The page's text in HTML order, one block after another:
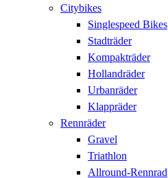
Citybikes
Singlespeed Bikes
Stadträder
Kompakträder
Hollandräder
Urbanräder
Klappräder
Rennräder
Gravel
Triathlon
Allround-Rennrad